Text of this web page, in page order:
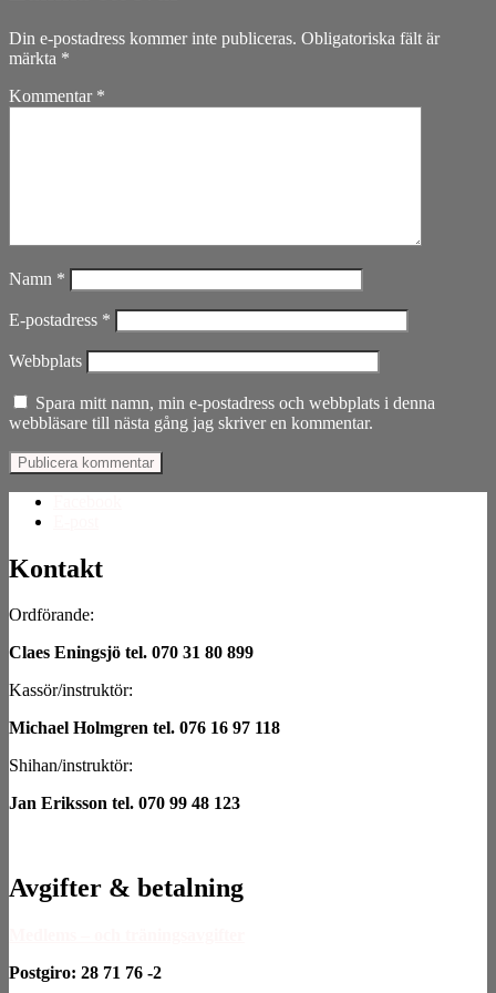
Din e-postadress kommer inte publiceras. Obligatoriska fält är
märkta *
Kommentar *
Namn *
E-postadress *
Webbplats
Spara mitt namn, min e-postadress och webbplats i denna
webbläsare till nästa gång jag skriver en kommentar.
Kontakt
Ordförande:
Claes Eningsjö tel. 070 31 80 899
Kassör/instruktör:
Michael Holmgren tel. 076 16 97 118
Shihan/instruktör:
Jan Eriksson tel. 070 99 48 123
Avgifter & betalning
Postgiro: 28 71 76 -2